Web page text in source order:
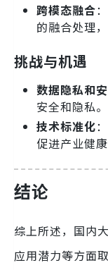
跨模态融合
的融合处理
挑战与机遇
数据隐私和
安全和隐私。
技术标准化
促进产业健康
结论
综上所述，国内
应用潜力等方面